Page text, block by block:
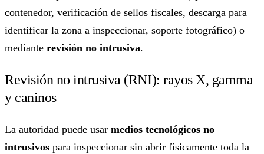
contenedor, verificación de sellos fiscales, descarga para
identificar la zona a inspeccionar, soporte fotográfico) o
mediante revisión no intrusiva.
Revisión no intrusiva (RNI): rayos X, gamma
y caninos
La autoridad puede usar medios tecnológicos no
intrusivos para inspeccionar sin abrir físicamente toda la